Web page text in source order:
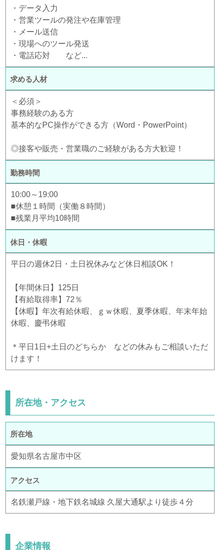
・データ入力
・営業ツールの発注や在庫管理
・メール送信
・現場へのツール発送
・電話応対 など...
求める人材
＜必須＞
事務経験のある方
基本的なPC操作ができる方（Word・PowerPoint）
◎接客や販売・営業職のご経験がある方大歓迎！
勤務時間
10:00～19:00
■休憩１時間（実働８時間）
■残業月平均10時間
休日・休暇
平日の週休2日・土日祝休みなど休日相談OK！
【年間休日】125日
【有給取得率】72％
【休暇】年次有給休暇、ｇｗ休暇、夏季休暇、年末年始
休暇、慶弔休暇
＊平日1日+土日のどちらか などの休みもご相談いただ
けます！
所在地・アクセス
所在地
愛知県名古屋市中区
アクセス
名鉄瀬戸線・地下鉄名城線 久屋大通駅より徒歩４分
企業情報